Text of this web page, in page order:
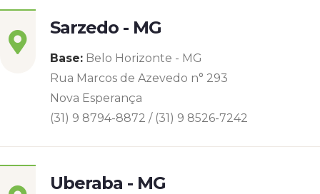
Sarzedo - MG
Base: Belo Horizonte - MG
Rua Marcos de Azevedo n° 293
Nova Esperança
(31) 9 8794-8872 / (31) 9 8526-7242
Uberaba - MG